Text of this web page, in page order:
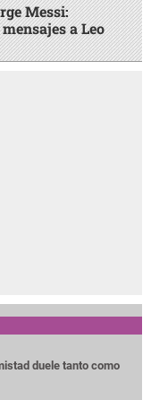
Messi:
a Leo
duele tanto como